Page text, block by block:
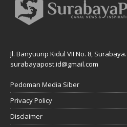
Jl. Banyuurip Kidul VII No. 8, Surabaya.
surabayapost.id@gmail.com
Pedoman Media Siber
Privacy Policy
Disclaimer